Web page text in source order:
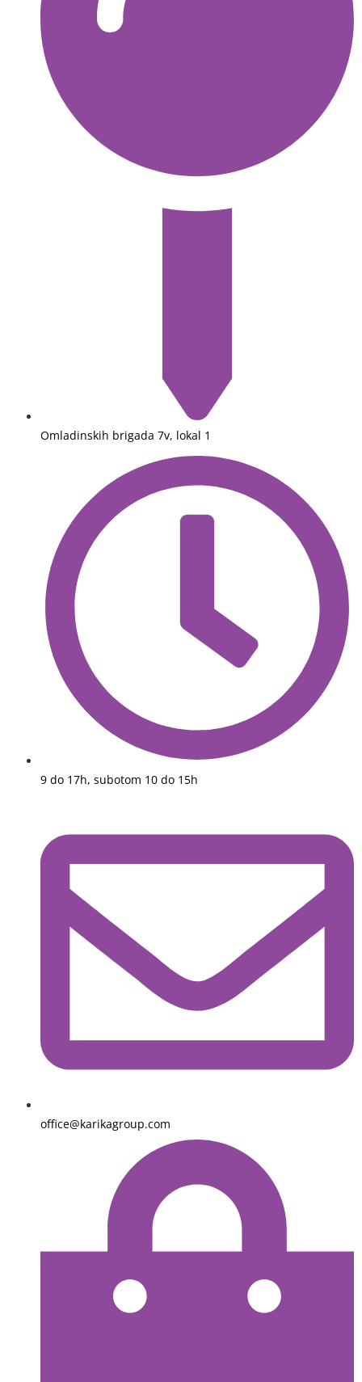
Omladinskih brigada 7v, lokal 1
9 do 17h, subotom 10 do 15h
office@karikagroup.com